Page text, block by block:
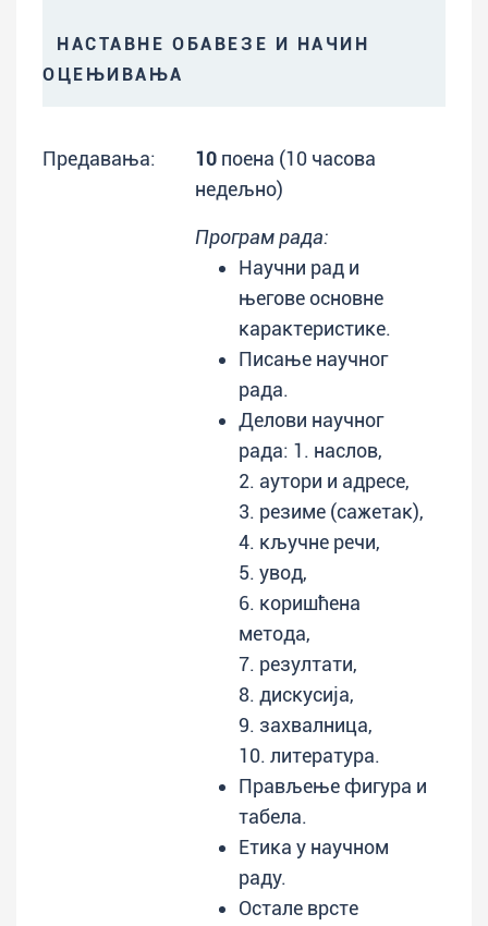
НАСТАВНЕ ОБАВЕЗЕ И НАЧИН
ОЦЕЊИВАЊА
Предавања: 10 поена (10 часова
недељно)
Програм рада:
Научни рад и
његове основне
карактеристике.
Писање научног
рада.
Делови научног
рада: 1. наслов,
2. аутори и адресе,
3. резиме (сажетак),
4. кључне речи,
5. увод,
6. коришћена
метода,
7. резултати,
8. дискусија,
9. захвалница,
10. литература.
Прављење фигура и
табела.
Етика у научном
раду.
Остале врсте